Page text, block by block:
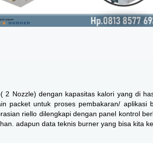
2 Nozzle) dengan kapasitas kalori yang di
packet untuk proses pembakaran/ aplikasi
riello dilengkapi dengan panel kontrol
adapun data teknis burner yang bisa kita